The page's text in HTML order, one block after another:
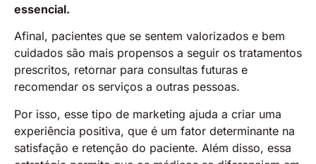
essencial.
Afinal, pacientes que se sentem valorizados e bem
cuidados são mais propensos a seguir os tratamentos
prescritos, retornar para consultas futuras e
recomendar os serviços a outras pessoas.
Por isso, esse tipo de marketing ajuda a criar uma
experiência positiva, que é um fator determinante na
satisfação e retenção do paciente​. Além disso, essa